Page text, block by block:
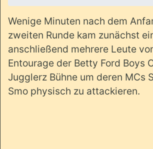
Wenige Minuten nach dem
zweiten Runde kam zunächst
anschließend mehrere Leute
Entourage der Betty Ford Boys
Jugglerz Bühne um deren MCs
Smo physisch zu attackieren.